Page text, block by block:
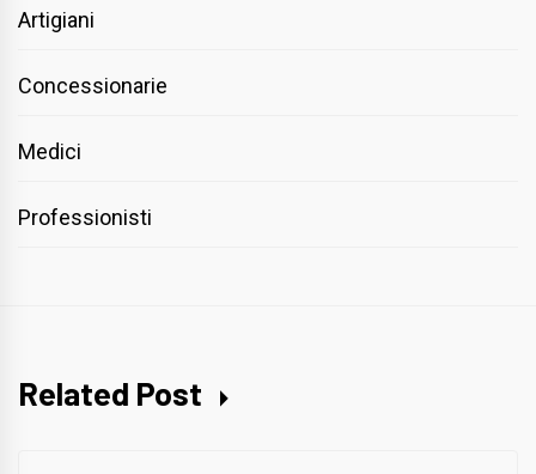
Artigiani
Concessionarie
Medici
Professionisti
Related Post